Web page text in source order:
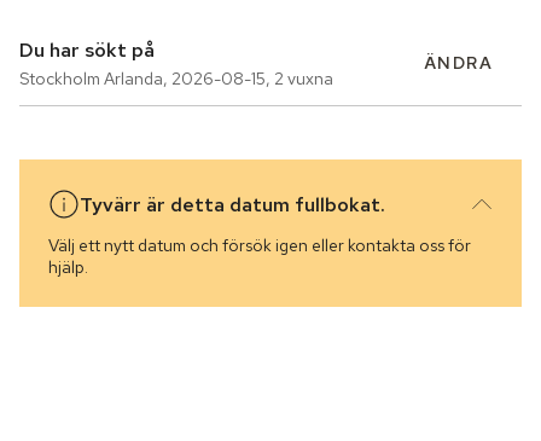
Du har sökt på
Stockholm Arlanda, 2026-08-15, 2 vuxna
ÄNDRA
Tyvärr är detta datum fullbokat.
Välj ett nytt datum och försök igen eller kontakta oss för
hjälp.